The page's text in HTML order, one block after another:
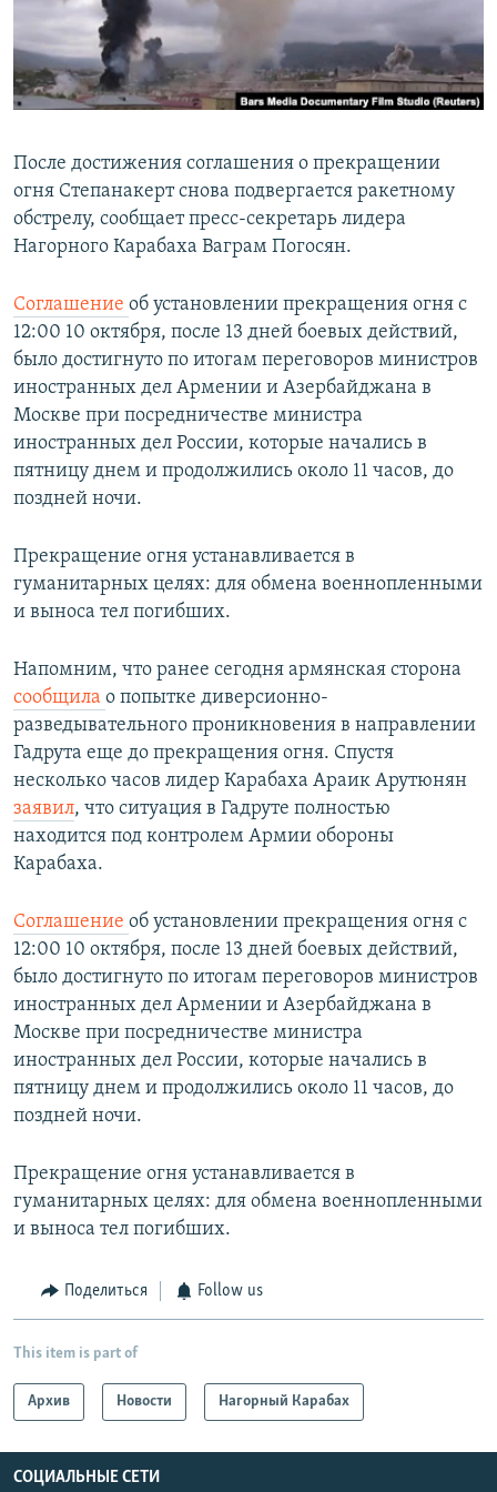
Հայերեն
English
Все сайты Радио Азатутюн
После достижения соглашения о прекращении
огня Степанакерт снова подвергается ракетному
обстрелу, сообщает пресс-секретарь лидера
Нагорного Карабаха Ваграм Погосян.
Соглашение об установлении прекращения огня с
12:00 10 октября, после 13 дней боевых действий,
было достигнуто по итогам переговоров министров
иностранных дел Армении и Азербайджана в
Москве при посредничестве министра
иностранных дел России, которые начались в
пятницу днем и продолжились около 11 часов, до
поздней ночи.
Прекращение огня устанавливается в
гуманитарных целях: для обмена военнопленными
и выноса тел погибших.
Напомним, что ранее сегодня армянская сторона
сообщила о попытке диверсионно-
разведывательного проникновения в направлении
Гадрута еще до прекращения огня. Спустя
несколько часов лидер Карабаха Араик Арутюнян
заявил, что ситуация в Гадруте полностью
находится под контролем Армии обороны
Карабаха.
Соглашение об установлении прекращения огня с
12:00 10 октября, после 13 дней боевых действий,
было достигнуто по итогам переговоров министров
иностранных дел Армении и Азербайджана в
Москве при посредничестве министра
иностранных дел России, которые начались в
пятницу днем и продолжились около 11 часов, до
поздней ночи.
Прекращение огня устанавливается в
гуманитарных целях: для обмена военнопленными
и выноса тел погибших.
Поделиться Follow us
This item is part of
Архив Новости Нагорный Карабах
СОЦИАЛЬНЫЕ СЕТИ